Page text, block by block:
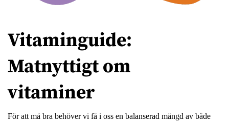
Vitaminguide:
Matnyttigt om
vitaminer
För att må bra behöver vi få i oss en balanserad mängd av både